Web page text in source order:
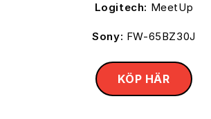
Logitech: MeetUp
Sony: FW-65BZ30J
KÖP HÄR